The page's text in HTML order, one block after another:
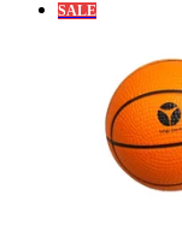
SALE